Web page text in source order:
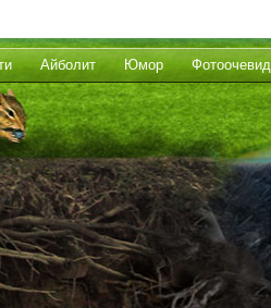
Айболит Юмор